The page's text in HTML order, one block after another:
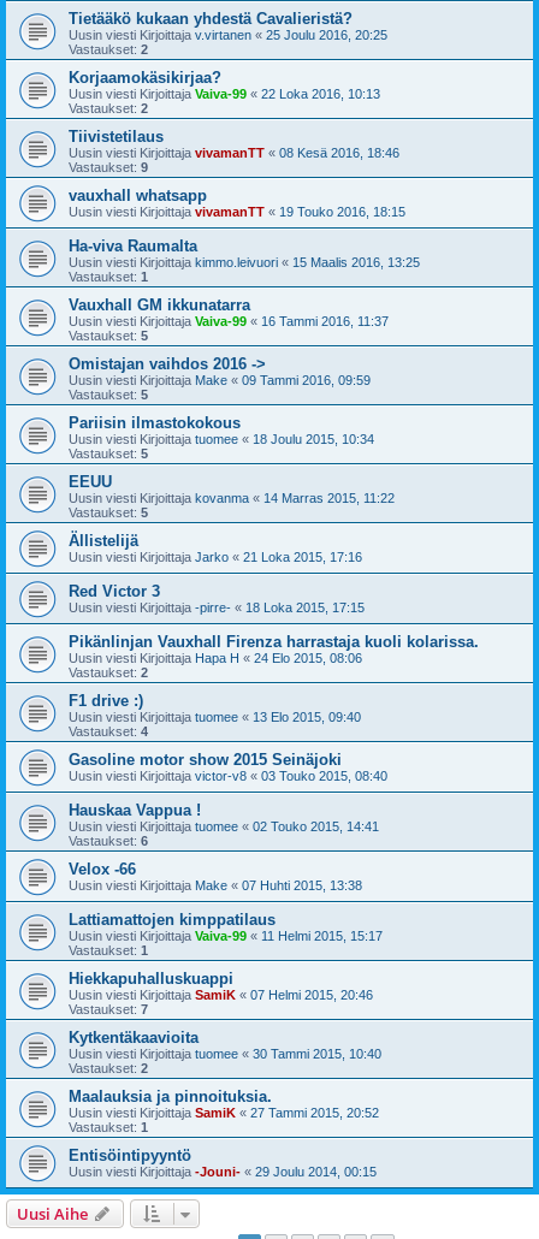
Tietääkö kukaan yhdestä Cavalieristä?
Uusin viesti Kirjoittaja v.virtanen « 25 Joulu 2016, 20:25
Vastaukset: 2
Korjaamokäsikirjaa?
Uusin viesti Kirjoittaja Vaiva-99 « 22 Loka 2016, 10:13
Vastaukset: 2
Tiivistetilaus
Uusin viesti Kirjoittaja vivamanTT « 08 Kesä 2016, 18:46
Vastaukset: 9
vauxhall whatsapp
Uusin viesti Kirjoittaja vivamanTT « 19 Touko 2016, 18:15
Ha-viva Raumalta
Uusin viesti Kirjoittaja kimmo.leivuori « 15 Maalis 2016, 13:25
Vastaukset: 1
Vauxhall GM ikkunatarra
Uusin viesti Kirjoittaja Vaiva-99 « 16 Tammi 2016, 11:37
Vastaukset: 5
Omistajan vaihdos 2016 ->
Uusin viesti Kirjoittaja Make « 09 Tammi 2016, 09:59
Vastaukset: 5
Pariisin ilmastokokous
Uusin viesti Kirjoittaja tuomee « 18 Joulu 2015, 10:34
Vastaukset: 5
EEUU
Uusin viesti Kirjoittaja kovanma « 14 Marras 2015, 11:22
Vastaukset: 5
Ällistelijä
Uusin viesti Kirjoittaja Jarko « 21 Loka 2015, 17:16
Red Victor 3
Uusin viesti Kirjoittaja -pirre- « 18 Loka 2015, 17:15
Pikänlinjan Vauxhall Firenza harrastaja kuoli kolarissa.
Uusin viesti Kirjoittaja Hapa H « 24 Elo 2015, 08:06
Vastaukset: 2
F1 drive :)
Uusin viesti Kirjoittaja tuomee « 13 Elo 2015, 09:40
Vastaukset: 4
Gasoline motor show 2015 Seinäjoki
Uusin viesti Kirjoittaja victor-v8 « 03 Touko 2015, 08:40
Hauskaa Vappua !
Uusin viesti Kirjoittaja tuomee « 02 Touko 2015, 14:41
Vastaukset: 6
Velox -66
Uusin viesti Kirjoittaja Make « 07 Huhti 2015, 13:38
Lattiamattojen kimppatilaus
Uusin viesti Kirjoittaja Vaiva-99 « 11 Helmi 2015, 15:17
Vastaukset: 1
Hiekkapuhalluskuappi
Uusin viesti Kirjoittaja SamiK « 07 Helmi 2015, 20:46
Vastaukset: 7
Kytkentäkaavioita
Uusin viesti Kirjoittaja tuomee « 30 Tammi 2015, 10:40
Vastaukset: 2
Maalauksia ja pinnoituksia.
Uusin viesti Kirjoittaja SamiK « 27 Tammi 2015, 20:52
Vastaukset: 1
Entisöintipyyntö
Uusin viesti Kirjoittaja -Jouni- « 29 Joulu 2014, 00:15
Uusi Aihe